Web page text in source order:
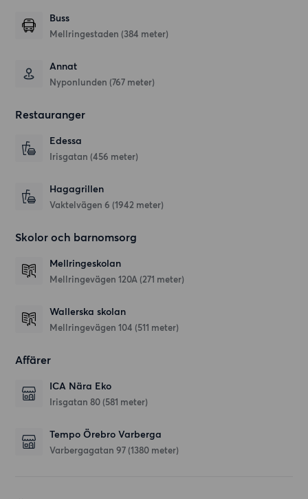
Buss
Mellringestaden (384 meter)
Annat
Nyponlunden (767 meter)
Restauranger
Edessa
Irisgatan (456 meter)
Hagagrillen
Vaktelvägen 6 (1942 meter)
Skolor och barnomsorg
Mellringeskolan
Mellringevägen 120A (271 meter)
Wallerska skolan
Mellringevägen 104 (511 meter)
Affärer
ICA Nära Eko
Irisgatan 80 (581 meter)
Tempo Örebro Varberga
Varbergagatan 97 (1380 meter)